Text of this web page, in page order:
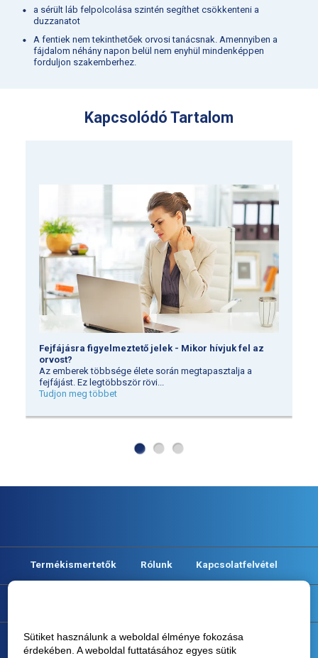
a sérült láb felpolcolása szintén segíthet csökkenteni a
duzzanatot
A fentiek nem tekinthetőek orvosi tanácsnak. Amennyiben a
fájdalom néhány napon belül nem enyhül mindenképpen
forduljon szakemberhez.
Kapcsolódó Tartalom
Fejfájásra figyelmeztető jelek - Mikor hívjuk fel az
orvost?
Az emberek többsége élete során megtapasztalja a
fejfájást. Ez legtöbbször rövi...
Tudjon meg többet
Termékismertetők Rólunk Kapcsolatfelvétel
Cookie irányelv
Sütiket használunk a weboldal élménye fokozása
érdekében. A weboldal futtatásához egyes sütik